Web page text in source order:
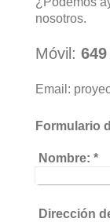
nosotros.
Móvil:
Email:
Formulario
Nombre: *
Dirección